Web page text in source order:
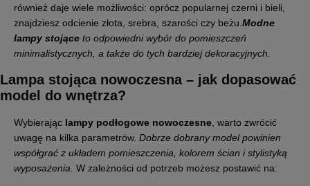
również daje wiele możliwości: oprócz popularnej czerni i bieli,
znajdziesz odcienie złota, srebra, szarości czy beżu. Modne
lampy stojące to odpowiedni wybór do pomieszczeń
minimalistycznych, a także do tych bardziej dekoracyjnych.
Lampa stojąca nowoczesna– jak dopasować
model do wnętrza?
Wybierając lampy podłogowe nowoczesne , warto zwrócić
uwagę na kilka parametrów. Dobrze dobrany model powinien
współgrać z układem pomieszczenia, kolorem ścian i stylistyką
wyposażenia. W zależności od potrzeb możesz postawić na: